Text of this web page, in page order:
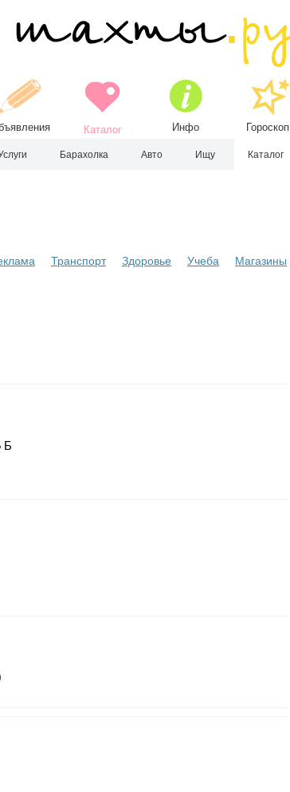
Каталог Инфо Гороскоп
Барахолка Авто Ищу Каталог
Транспорт Здоровье Учеба Магазины
Б